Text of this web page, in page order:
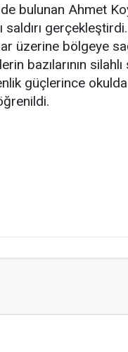
bulunan Ahmet
gerçekleştirdi.
üzerine bölgeye
bazılarının silahlı
güçlerince